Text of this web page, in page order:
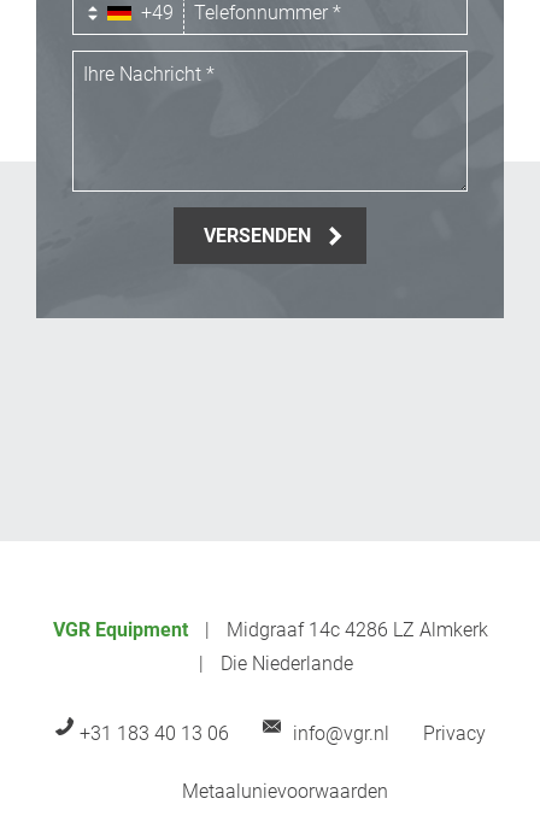
+49
VERSENDEN
VGR Equipment
Midgraaf 14c 4286 LZ Almkerk
Die Niederlande
+31 183 40 13 06 info@vgr.nl Privacy
Metaalunievoorwaarden